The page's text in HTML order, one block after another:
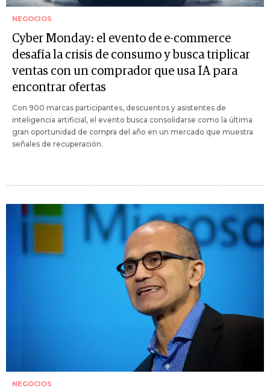
NEGOCIOS
Cyber Monday: el evento de e-commerce
desafía la crisis de consumo y busca triplicar
ventas con un comprador que usa IA para
encontrar ofertas
Con 900 marcas participantes, descuentos y asistentes de
inteligencia artificial, el evento busca consolidarse como la última
gran oportunidad de compra del año en un mercado que muestra
señales de recuperación.
NEGOCIOS